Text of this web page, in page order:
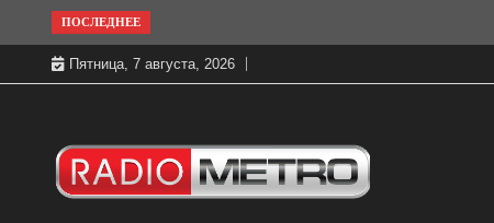
to
content
ПОСЛЕДНЕЕ
Пятница, 7 августа, 2026